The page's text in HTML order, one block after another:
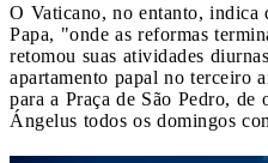
O Vaticano, no entanto, indica
Papa, "onde as reformas
retomou suas atividades
apartamento papal no terceiro
para a Praça de São Pedro,
Ángelus todos os domingos